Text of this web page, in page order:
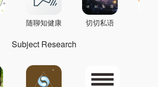
随聊知健康 切切私语
Subject Research